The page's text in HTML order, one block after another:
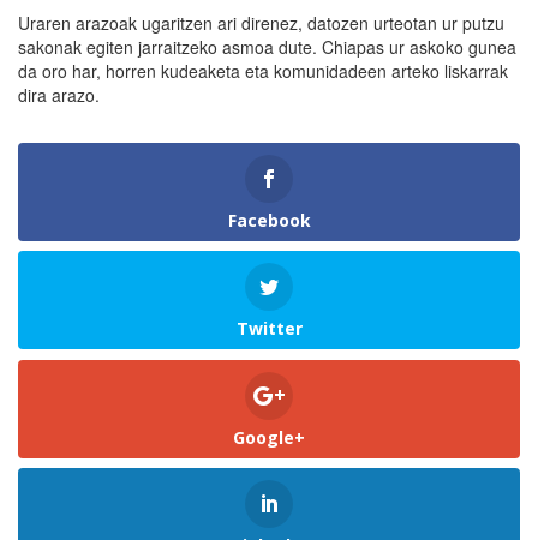
Uraren arazoak ugaritzen ari direnez, datozen urteotan ur putzu
sakonak egiten jarraitzeko asmoa dute. Chiapas ur askoko gunea
da oro har, horren kudeaketa eta komunidadeen arteko liskarrak
dira arazo.
Facebook
Twitter
Google+